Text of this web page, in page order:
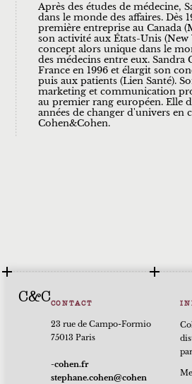
Après des études de médecine,
dans le monde des affaires. Dès
première entreprise au Canada
son activité aux États-Unis
concept alors unique dans le
des médecins entre eux. Sandra
France en 1996 et élargit son
puis aux patients (Lien Santé).
marketing et communication
au premier rang européen. Elle
années de changer d'univers en
Cohen&Cohen.
C&CCONTACT
23 rue de Campo-Formio
75013 Paris
rf.nehoc-
nehoc@nehoc.enahpets